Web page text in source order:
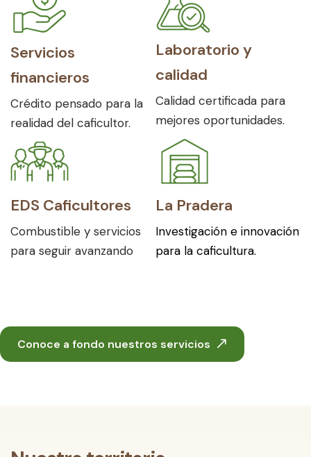
Servicios
financieros
Crédito pensado para la
realidad del caficultor.
Laboratorio y
calidad
Calidad certificada para
mejores oportunidades.
EDS Caficultores
Combustible y servicios
para seguir avanzando
La Pradera
Investigación e innovación
para la caficultura.
Conoce a fondo nuestros servicios